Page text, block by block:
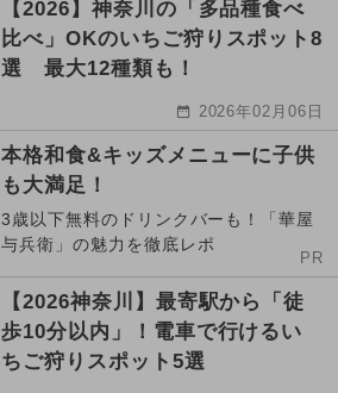
【2026】神奈川の「多品種食べ
比べ」OKのいちご狩りスポット8
選 最大12種類も！
2026年02月06日
本格和食&キッズメニューに子供
も大満足！
3歳以下無料のドリンクバーも！「華屋
与兵衛」の魅力を徹底レポ
PR
【2026神奈川】最寄駅から「徒
歩10分以内」！電車で行けるい
ちご狩りスポット5選